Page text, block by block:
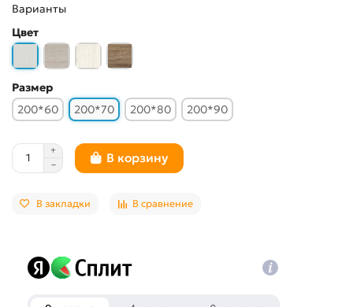
Варианты
Цвет
Размер
200*60
200*70 200*80 200*90
В корзину
В закладки В сравнение